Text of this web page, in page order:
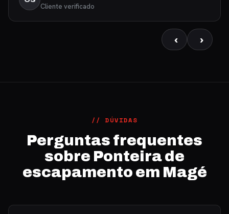
Cliente verificado
‹ ›
// DÚVIDAS
Perguntas frequentes
sobre Ponteira de
escapamento em Magé